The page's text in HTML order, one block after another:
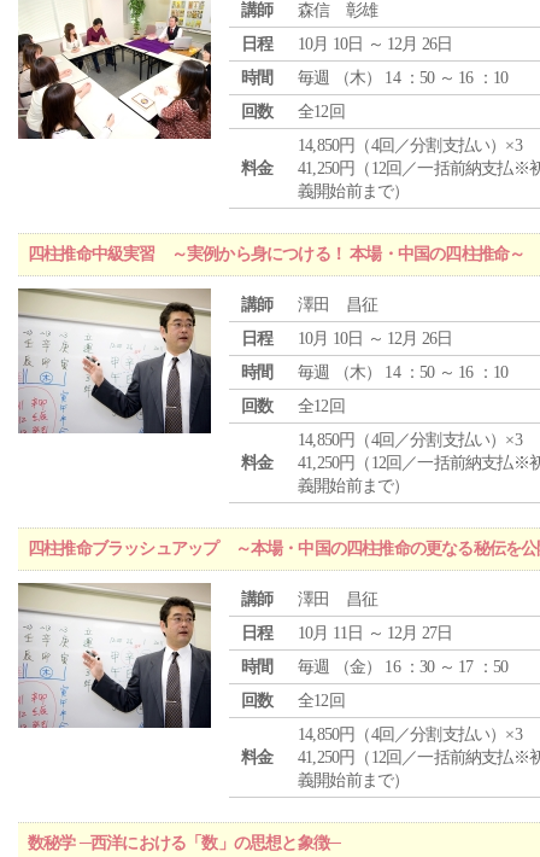
講師
森信 彰雄
日程
10月 10日 ～ 12月 26日
時間
毎週 （木） 14 ：50 ～ 16 ：10
回数
全12回
料金
14,850円（4回／分割支払い）×3
41,250円（12回／一括前納支払※
義開始前まで）
四柱推命中級実習 ～実例から身につける！ 本場・中国の四柱推命～
講師
澤田 昌征
日程
10月 10日 ～ 12月 26日
時間
毎週 （木） 14 ：50 ～ 16 ：10
回数
全12回
料金
14,850円（4回／分割支払い）×3
41,250円（12回／一括前納支払※
義開始前まで）
四柱推命ブラッシュアップ ～本場・中国の四柱推命の更なる秘伝を
講師
澤田 昌征
日程
10月 11日 ～ 12月 27日
時間
毎週 （金） 16 ：30 ～ 17 ：50
回数
全12回
料金
14,850円（4回／分割支払い）×3
41,250円（12回／一括前納支払※
義開始前まで）
数秘学 ─西洋における「数」の思想と象徴─